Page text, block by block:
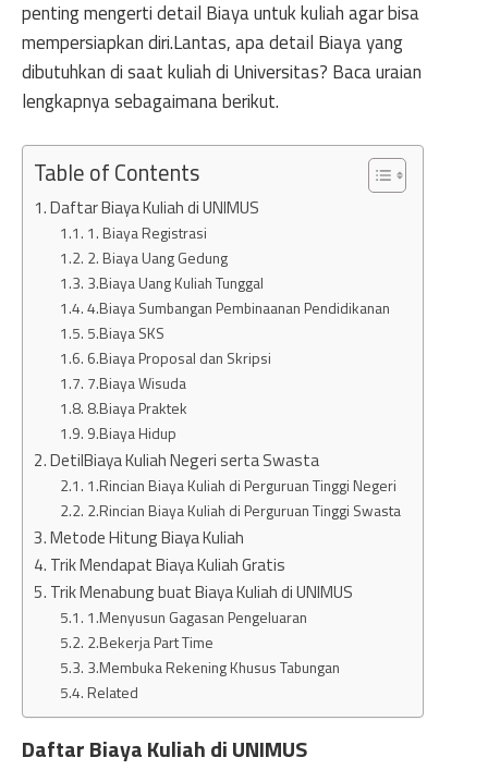
penting mengerti detail Biaya untuk kuliah agar bisa
mempersiapkan diri.Lantas, apa detail Biaya yang
dibutuhkan di saat kuliah di Universitas? Baca uraian
lengkapnya sebagaimana berikut.
Table of Contents
Daftar Biaya Kuliah di UNIMUS
1. Biaya Registrasi
2. Biaya Uang Gedung
3.Biaya Uang Kuliah Tunggal
4.Biaya Sumbangan Pembinaanan Pendidikanan
5.Biaya SKS
6.Biaya Proposal dan Skripsi
7.Biaya Wisuda
8.Biaya Praktek
9.Biaya Hidup
DetilBiaya Kuliah Negeri serta Swasta
1.Rincian Biaya Kuliah di Perguruan Tinggi Negeri
2.Rincian Biaya Kuliah di Perguruan Tinggi Swasta
Metode Hitung Biaya Kuliah
Trik Mendapat Biaya Kuliah Gratis
Trik Menabung buat Biaya Kuliah di UNIMUS
1.Menyusun Gagasan Pengeluaran
2.Bekerja Part Time
3.Membuka Rekening Khusus Tabungan
Related
Daftar Biaya Kuliah di UNIMUS